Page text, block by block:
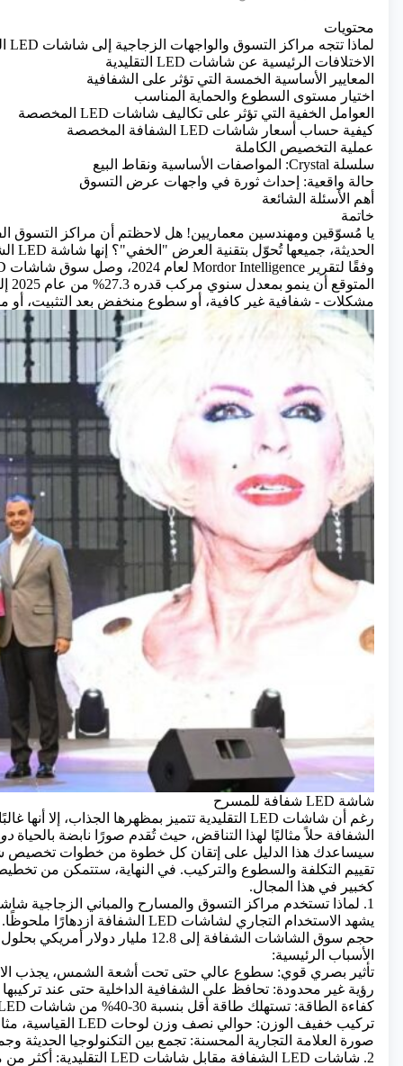
محتويات
لماذا تتجه مراكز التسوق والواجهات الزجاجية إلى شاشات LED الشفافة
الاختلافات الرئيسية عن شاشات LED التقليدية
المعايير الأساسية الخمسة التي تؤثر على الشفافية
اختيار مستوى السطوع والحماية المناسب
العوامل الخفية التي تؤثر على تكاليف شاشات LED المخصصة
كيفية حساب أسعار شاشات LED الشفافة المخصصة
عملية التخصيص الكاملة
سلسلة Crystal: المواصفات الأساسية ونقاط البيع
حالة واقعية: إحداث ثورة في واجهات عرض التسوق
أهم الأسئلة الشائعة
خاتمة
يا مُسوّقين ومهندسين معماريين! هل لاحظتم أن مراكز التسوق
الحديثة، جميعها تُحوّل بتقنية العرض "الخفي"؟ إنها شاشة LED الشفافة.
مشكلات - شفافية غير كافية، أو سطوع منخفض بعد التثبيت، أو
شاشة LED شفافة للمسرح
الشفافة حلاً مثاليًا لهذا التناقض، حيث تُقدم صورًا نابضة بالحياة
كخبير في هذا المجال.
1. لماذا تستخدم مراكز التسوق والمسارح والمباني الزجاجية شاشات LED الشفافة؟
يشهد الاستخدام التجاري لشاشات LED الشفافة ازدهارًا ملحوظًا. ووفقًا لشركة
حجم سوق الشاشات الشفافة إلى 12.8 مليار دولار أمريكي بحلول عام 2030، بمعدل نمو سنوي يزيد عن 27%.
الأسباب الرئيسية:
تأثير بصري قوي: سطوع عالي حتى تحت أشعة الشمس، يجذب
رؤية غير محدودة: تحافظ على الشفافية الداخلية حتى عند
كفاءة الطاقة: تستهلك طاقة أقل بنسبة 30-40% من شاشات LED التقليدية.
تركيب خفيف الوزن: حوالي نصف وزن لوحات LED القياسية، مثالي لمشاريع التحديث.
صورة العلامة التجارية المحسنة: تجمع بين التكنولوجيا الحديثة
2. شاشات LED الشفافة مقابل شاشات LED التقليدية: أكثر من مجرد "أخف وزنًا وأكثر وضوحًا"